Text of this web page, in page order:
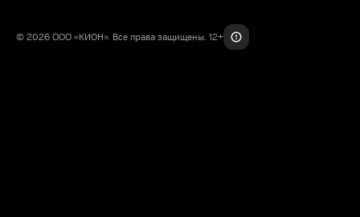
© 2026 ООО «КИОН». Все права защищены. 12+